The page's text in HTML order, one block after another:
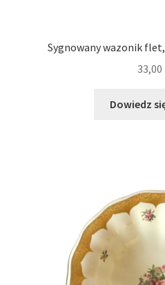
Sygnowany wazonik
33,00
Dowiedz